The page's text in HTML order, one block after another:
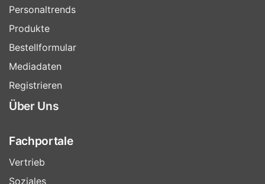
Personaltrends
Produkte
Bestellformular
Mediadaten
Registrieren
Über Uns
Fachportale
Vertrieb
Soziales